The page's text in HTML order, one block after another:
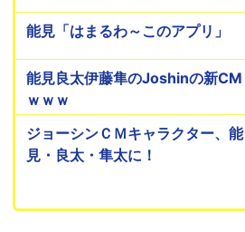
能見「はまるわ～このアプリ」
能見良太伊藤隼のJoshinの新CM
ｗｗｗ
ジョーシンＣＭキャラクター、能
見・良太・隼太に！